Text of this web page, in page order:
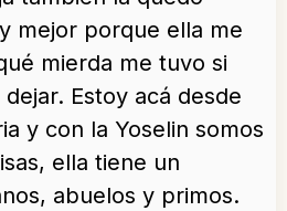
mejor porque ella me
mierda me tuvo si
Estoy acá desde
y con la Yoselin somos
ella tiene un
abuelos y primos.